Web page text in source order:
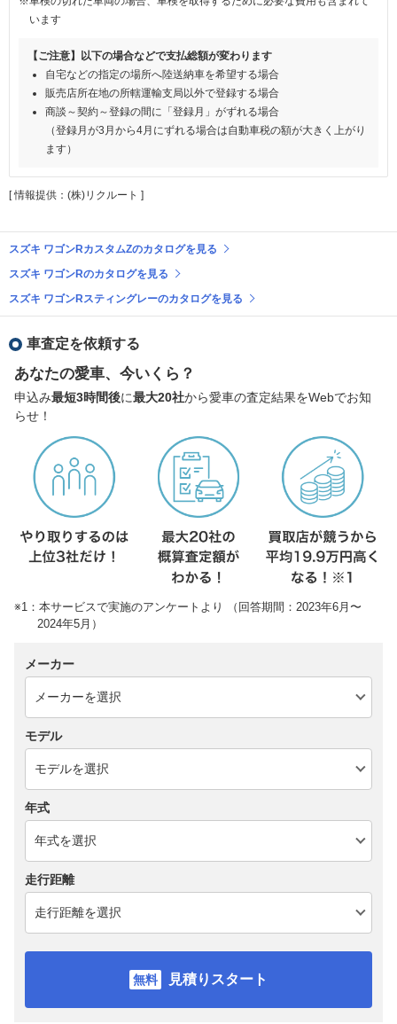
います
【ご注意】以下の場合などで支払総額が変わります
自宅などの指定の場所へ陸送納車を希望する場合
販売店所在地の所轄運輸支局以外で登録する場合
商談～契約～登録の間に「登録月」がずれる場合
（登録月が3月から4月にずれる場合は自動車税の額が大きく上がり
ます）
[ 情報提供：(株)リクルート ]
スズキ ワゴンRカスタムZのカタログを見る
スズキ ワゴンRのカタログを見る
スズキ ワゴンRスティングレーのカタログを見る
車査定を依頼する
あなたの愛車、今いくら？
申込み最短3時間後に最大20社から愛車の査定結果をWebでお知
らせ！
※1：本サービスで実施のアンケートより （回答期間：2023年6月〜
2024年5月）
メーカー
モデル
年式
走行距離
見積りスタート